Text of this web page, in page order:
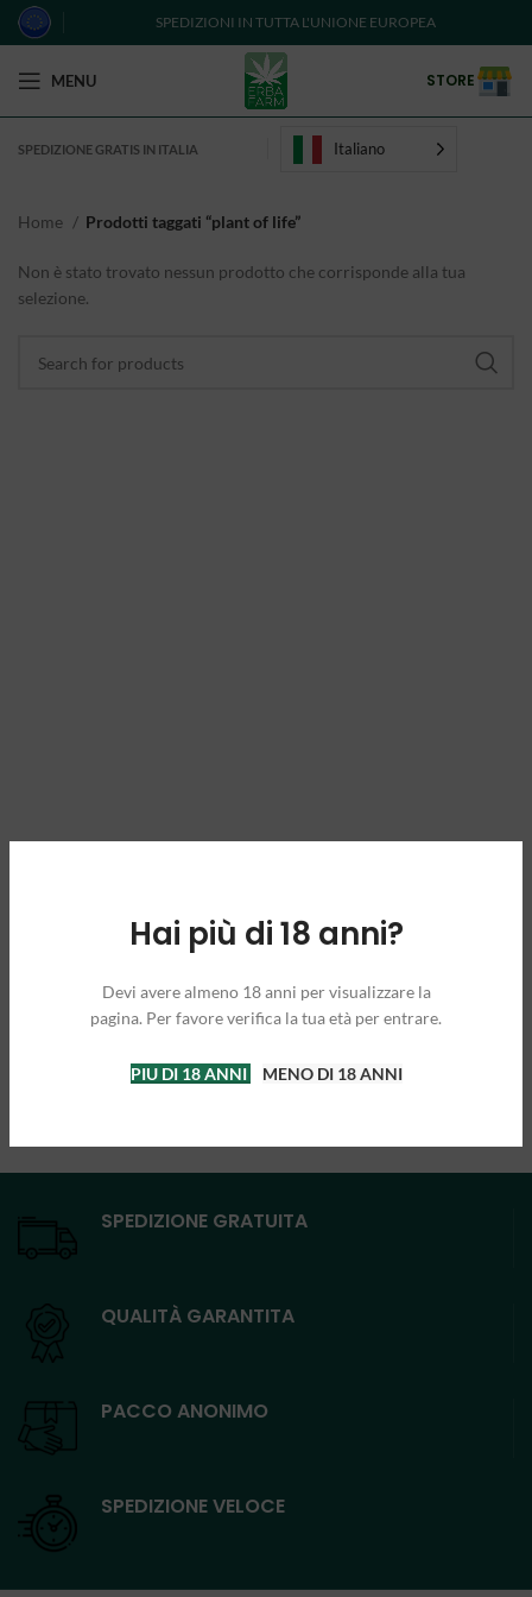
Hai più di 18 anni?
Devi avere almeno 18 anni per visualizzare la
pagina. Per favore verifica la tua età per entrare.
PIU DI 18 ANNI MENO DI 18 ANNI
SPEDIZIONI IN TUTTA L'UNIONE EUROPEA
MENU STORE
SPEDIZIONE GRATIS IN ITALIA Italiano
Home Prodotti taggati “plant of life”
Non è stato trovato nessun prodotto che corrisponde alla tua
selezione.
SPEDIZIONE GRATUITA
QUALITÀ GARANTITA
PACCO ANONIMO
SPEDIZIONE VELOCE